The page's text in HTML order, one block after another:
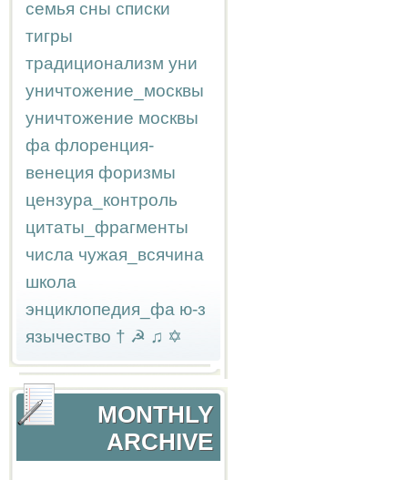
семья сны списки
тигры
традиционализм уни
уничтожение_москвы
уничтожение москвы
фа флоренция-
венеция форизмы
цензура_контроль
цитаты_фрагменты
числа чужая_всячина
школа
энциклопедия_фа ю-з
язычество † ☭ ♫ ✡
MONTHLY
ARCHIVE